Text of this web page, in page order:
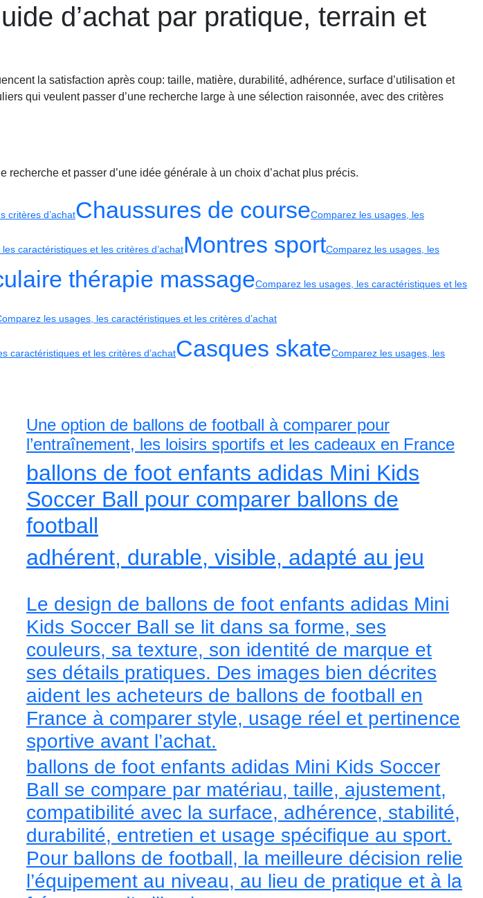
d’achat par pratique, terrain et
la satisfaction après coup: taille, matière, durabilité, adhérence, surface d’utilisation et
qui veulent passer d’une recherche large à une sélection raisonnée, avec des critères
et passer d’une idée générale à un choix d’achat plus précis.
critères d’achatChaussures de courseComparez les usages, les
caractéristiques et les critères d’achatMontres sportComparez les usages, les
thérapie massageComparez les usages, les caractéristiques et les
les usages, les caractéristiques et les critères d’achat
caractéristiques et les critères d’achatCasques skateComparez les usages, les
Une option de ballons de football à comparer pour
l’entraînement, les loisirs sportifs et les cadeaux en France
ballons de foot enfants adidas Mini Kids
Soccer Ball pour comparer ballons de
football
adhérent, durable, visible, adapté au jeu
Le design de ballons de foot enfants adidas Mini
Kids Soccer Ball se lit dans sa forme, ses
couleurs, sa texture, son identité de marque et
ses détails pratiques. Des images bien décrites
aident les acheteurs de ballons de football en
France à comparer style, usage réel et pertinence
sportive avant l’achat.
ballons de foot enfants adidas Mini Kids Soccer
Ball se compare par matériau, taille, ajustement,
compatibilité avec la surface, adhérence, stabilité,
durabilité, entretien et usage spécifique au sport.
Pour ballons de football, la meilleure décision relie
l’équipement au niveau, au lieu de pratique et à la